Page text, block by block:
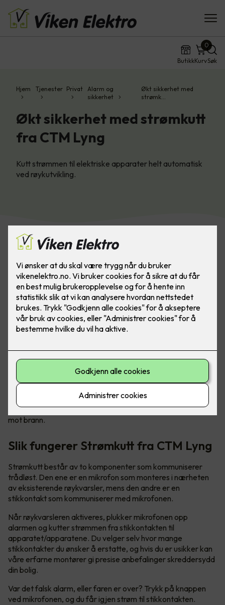
ButikkKurv
0
Søk
Hjem Tjenester Privat
Alarm og
sikkerhet
Økt sikkerhet med
strømk…
Økt sikkerhet med strømkutt
fra CTM Lyng
Kutt strømmen til elektriske apparater helt automatisk
ved røykutvikling.
Tryggere og mer brannsikre hjem
Sikkerhetsløsningen kalt «Strømkutt» sørger for å stenge
strømmen til elektriske apparater ved røykutvikling, og det
kan forhindre eller redusere brannskader i boligen din. Det er
en enkel måte for deg å bedre sikre din familie og deg selv
mot brann.
Slik fungerer Strømkutt fra CTM Lyng
Strømkutt består av to komponenter som kommuniserer
trådløst. Den ene er en mikrofon som monteres i nærheten
av eksisterende røykvarsler, mens den andre er en
stikkontakt som kommuniserer med mikrofonen.
Når røykvarsleren aktiveres, plukker mikrofonen opp
alarmen og kutter strømmen fra stikkontakten til
apparatet/apparatene. Du velger selv hvor mange
stikkontakter du ønsker å erstatte, og hvis du er usikker kan
våre erfarne montører gi presise anbefalinger skreddersydd
din bolig.
Var det falsk alarm, eller faren er over? Trykk på knappen
ved mikrofonen, og du får igjen strøm til stikkontakten.